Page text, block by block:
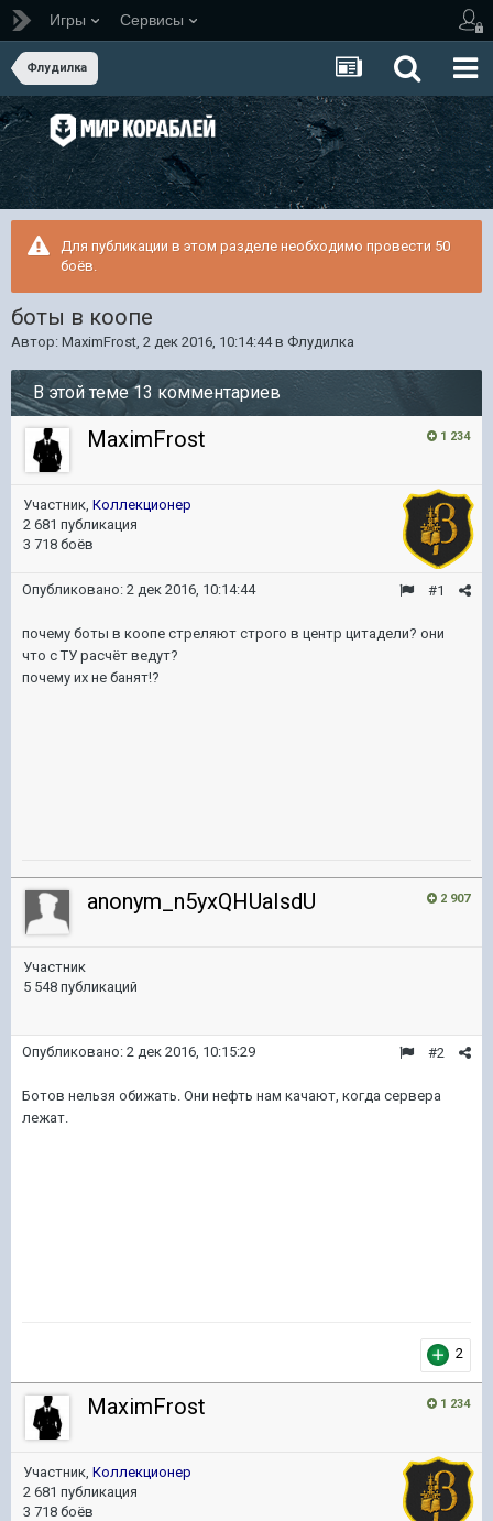
Игры Сервисы
Флудилка
Для публикации в этом разделе необходимо провести 50
боёв.
боты в коопе
Автор: MaximFrost, 2 дек 2016, 10:14:44в Флудилка
В этой теме 13 комментариев
1 234
MaximFrost
Участник, Коллекционер
2 681 публикация
3 718 боёв
#1
Опубликовано: 2 дек 2016, 10:14:44
почему боты в коопе стреляют строго в центр цитадели? они
что с ТУ расчёт ведут?
почему их не банят!?
2 907
anonym_n5yxQHUaIsdU
Участник
5 548 публикаций
#2
Опубликовано: 2 дек 2016, 10:15:29
Ботов нельзя обижать. Они нефть нам качают, когда сервера
лежат.
2
1 234
MaximFrost
Участник, Коллекционер
2 681 публикация
3 718 боёв